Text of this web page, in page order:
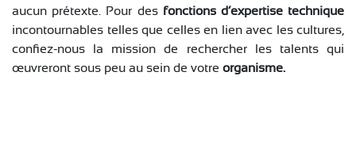
aucun prétexte. Pour des fonctions d’expertise technique
incontournables telles que celles en lien avec les cultures,
confiez-nous la mission de rechercher les talents qui
œuvreront sous peu au sein de votre organisme.